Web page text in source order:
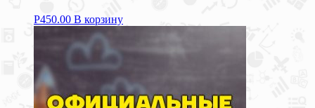
Р450.00 В корзину